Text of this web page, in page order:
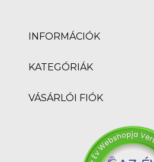
INFORMÁCIÓK
KATEGÓRIÁK
VÁSÁRLÓI FIÓK